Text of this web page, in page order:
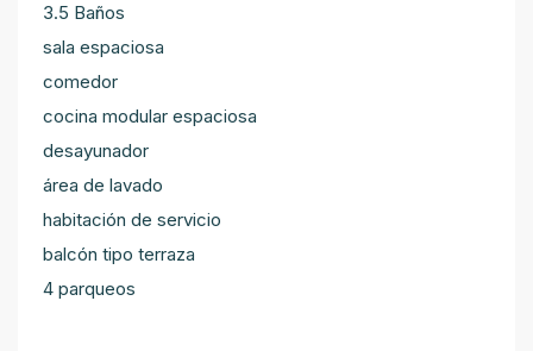
3.5 Baños
sala espaciosa
comedor
cocina modular espaciosa
desayunador
área de lavado
habitación de servicio
balcón tipo terraza
4 parqueos